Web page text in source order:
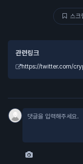
스크
관련링크
https://twitter.com/